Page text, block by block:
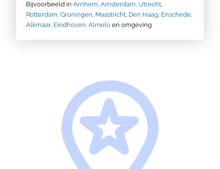
Bijvoorbeeld in Arnhem, Amsterdam, Utrecht,
Rotterdam, Groningen, Maastricht, Den Haag, Enschede,
Alkmaar, Eindhoven. Almelo en omgeving